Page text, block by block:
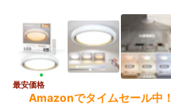
最安価格
Amazonでタイムセール中！